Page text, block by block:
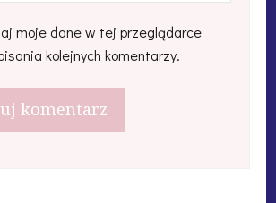
moje dane w tej przeglądarce
kolejnych komentarzy.